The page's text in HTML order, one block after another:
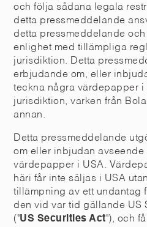
och följa sådana legala
detta pressmeddelande
detta pressmeddelande
enlighet med tillämpliga
jurisdiktion. Detta
erbjudande om, eller
teckna några värdepapper i
jurisdiktion, varken från
annan.
Detta pressmeddelande
om eller inbjudan avseende
värdepapper i USA.
häri får inte säljas i USA
tillämpning av ett undantag
den vid var tid gällande US
("US Securities Act"), och